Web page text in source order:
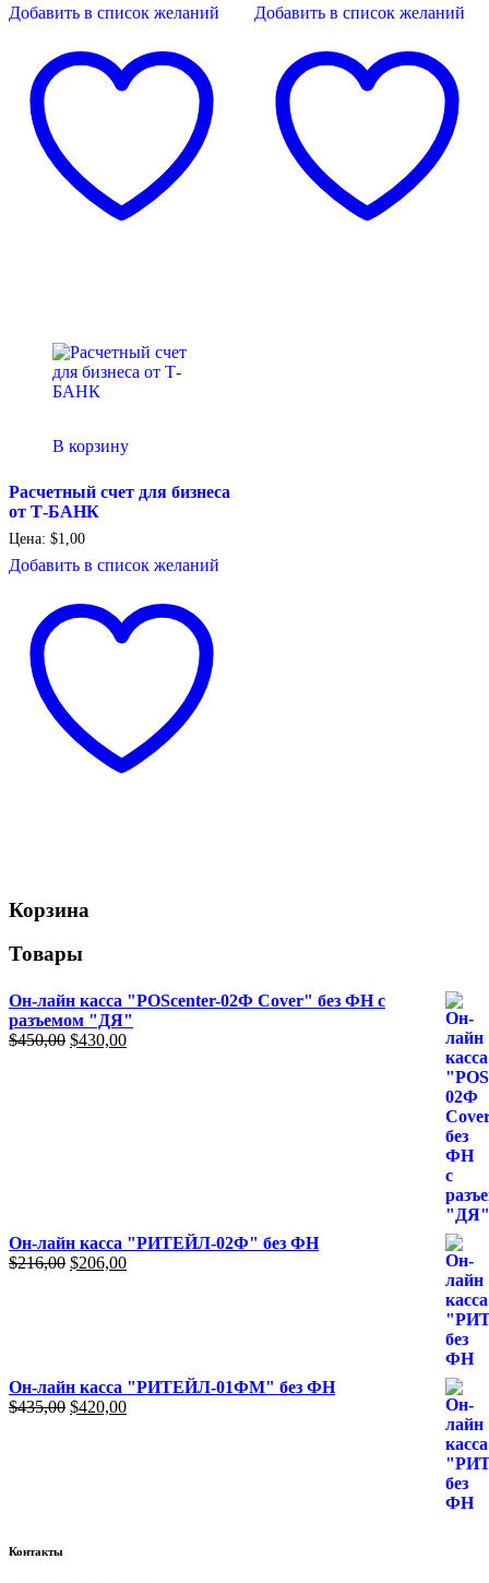
Добавить в список желаний Добавить в список желаний
В корзину
Расчетный счет для бизнеса
от Т-БАНК
Цена: $1,00
Добавить в список желаний
Корзина
Товары
Он-лайн касса "POScenter-02Ф Cover" без ФН с
разъемом "ДЯ"
$450,00 Первоначальная
$430,00Текущая
Он-лайн касса "РИТЕЙЛ-02Ф" без ФН
$216,00 Первоначальная
$206,00Текущая
Он-лайн касса "РИТЕЙЛ-01ФМ" без ФН
$435,00 Первоначальная
$420,00Текущая
Контакты